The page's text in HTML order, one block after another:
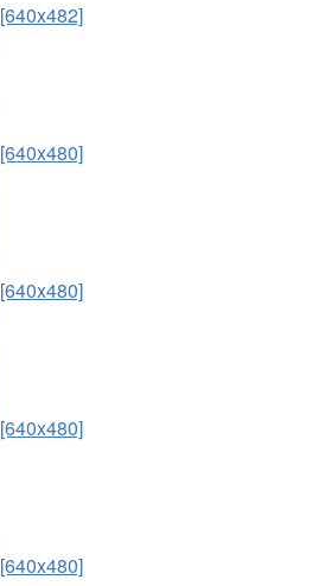
[640x482]
[640x480]
[640x480]
[640x480]
[640x480]